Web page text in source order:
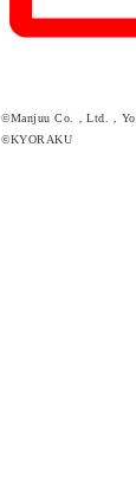
©Manjuu Co.，Ltd.，
©KYORAKU